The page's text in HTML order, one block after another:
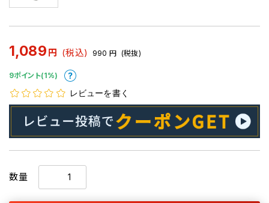
1,089 円 (税込) 990 円 (税抜)
9ポイント(1%)
レビューを書く
数量